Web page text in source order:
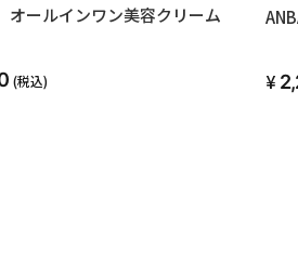
ールインワン美容クリーム
(税込)